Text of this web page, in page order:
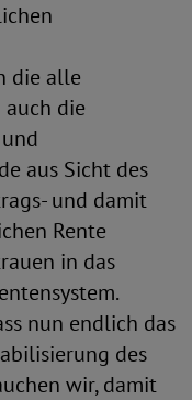
die alle
die
aus Sicht des
und damit
Rente
in das
nun endlich das
des
wir, damit